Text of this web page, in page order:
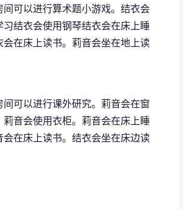
可以进行算术题小游戏。 结衣会
习结衣会使用钢琴结衣会在床上睡
会在床上读书。 莉音会坐在地上读
可以进行课外研究。 莉音会在窗
莉音会使用衣柜。 莉音会在床上睡
会在床上读书。 结衣会坐在床边读